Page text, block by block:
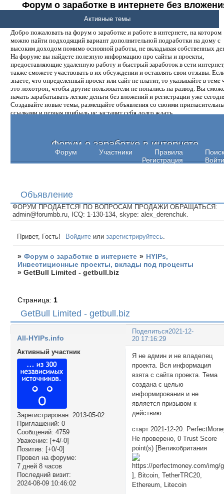
Форум о заработке в интернете без
денег.
Добро пожаловать на форум о заработке и работе в интернете, на котором
можно найти подходящий вариант дополнительной подработки на дому с
высоким доходом помимо основной работы, не вкладывая собственных
На форуме вы найдете полезную информацию про сайты и проекты,
предоставляющие удаленную работу и быстрый заработок в сети
также сможете участвовать в их обсуждении и оставлять свои отзывы.
знаете, что определенный проект или сайт не платит, то указывайте в теме
это лохотрон, чтобы другие пользователи не попались на развод. Вы
начать зарабатывать легкие деньги без вложений и регистрации уже
Создавайте новые темы, размещайте объявления со своими
ссылками и первая прибыль не заставит себя долго ждать.
Форум о заработке в интернете
Форум Участники Правила
Поиск
Регистрация
Войти
Активные темы
Объявление
ФОРУМ ПРОДАЕТСЯ! ПО ВОПРОСАМ ПРОДАЖИ ОБРАЩАТЬСЯ:
admin@forumbb.ru, ICQ: 1-130-134, skype: alex_derenchuk.
Привет, Гость! Войдите илизарегистрируйтесь
» Форум о заработке в интернете » HYIPs,
Инвестиционные проекты, вклады под проценты
»GetBull Limited - getbull.biz
GetBull Limited - getbull.biz
Страница: 1
Поделиться2021-12-
20 17:16:29
All-HYIPs.info
Активный участник
Зарегистрирован: 2013-05-02
Приглашений: 0
Сообщений: 4759
Уважение: [+4/-0]
Позитив: [+0/-0]
Провел на форуме:
7 дней 8 часов
Последний визит:
2024-08-09 10:46:02
Я не админ и не владелец
проекта. Вся информация
взята с сайта проекта. Тема
создана с целью
информирования и не
является призывом к
действию.
старт 2021-12-20.
Не проверено, 0 Trust Score
point(s) [Великобритания
], Bitcoin, TetherTRC20,
Ethereum, Litecoin